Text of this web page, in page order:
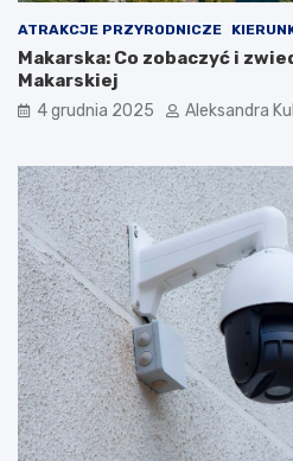
ATRAKCJE PRZYRODNICZE
Makarska: Co zobaczyć i
Makarskiej
4 grudnia 2025 Aleksandra